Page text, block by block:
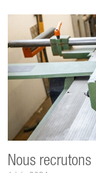
Nous recrutons